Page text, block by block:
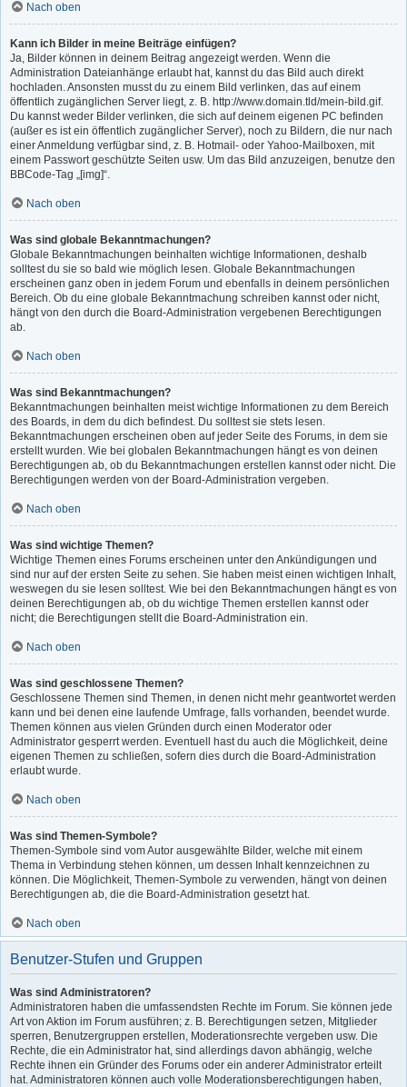
Nach oben
Kann ich Bilder in meine Beiträge einfügen?
Ja, Bilder können in deinem Beitrag angezeigt werden. Wenn die
Administration Dateianhänge erlaubt hat, kannst du das Bild auch direkt
hochladen. Ansonsten musst du zu einem Bild verlinken, das auf einem
öffentlich zugänglichen Server liegt, z. B. http://www.domain.tld/mein-bild.gif.
Du kannst weder Bilder verlinken, die sich auf deinem eigenen PC befinden
(außer es ist ein öffentlich zugänglicher Server), noch zu Bildern, die nur nach
einer Anmeldung verfügbar sind, z. B. Hotmail- oder Yahoo-Mailboxen, mit
einem Passwort geschützte Seiten usw. Um das Bild anzuzeigen, benutze den
BBCode-Tag „[img]“.
Nach oben
Was sind globale Bekanntmachungen?
Globale Bekanntmachungen beinhalten wichtige Informationen, deshalb
solltest du sie so bald wie möglich lesen. Globale Bekanntmachungen
erscheinen ganz oben in jedem Forum und ebenfalls in deinem persönlichen
Bereich. Ob du eine globale Bekanntmachung schreiben kannst oder nicht,
hängt von den durch die Board-Administration vergebenen Berechtigungen
ab.
Nach oben
Was sind Bekanntmachungen?
Bekanntmachungen beinhalten meist wichtige Informationen zu dem Bereich
des Boards, in dem du dich befindest. Du solltest sie stets lesen.
Bekanntmachungen erscheinen oben auf jeder Seite des Forums, in dem sie
erstellt wurden. Wie bei globalen Bekanntmachungen hängt es von deinen
Berechtigungen ab, ob du Bekanntmachungen erstellen kannst oder nicht. Die
Berechtigungen werden von der Board-Administration vergeben.
Nach oben
Was sind wichtige Themen?
Wichtige Themen eines Forums erscheinen unter den Ankündigungen und
sind nur auf der ersten Seite zu sehen. Sie haben meist einen wichtigen Inhalt,
weswegen du sie lesen solltest. Wie bei den Bekanntmachungen hängt es von
deinen Berechtigungen ab, ob du wichtige Themen erstellen kannst oder
nicht; die Berechtigungen stellt die Board-Administration ein.
Nach oben
Was sind geschlossene Themen?
Geschlossene Themen sind Themen, in denen nicht mehr geantwortet werden
kann und bei denen eine laufende Umfrage, falls vorhanden, beendet wurde.
Themen können aus vielen Gründen durch einen Moderator oder
Administrator gesperrt werden. Eventuell hast du auch die Möglichkeit, deine
eigenen Themen zu schließen, sofern dies durch die Board-Administration
erlaubt wurde.
Nach oben
Was sind Themen-Symbole?
Themen-Symbole sind vom Autor ausgewählte Bilder, welche mit einem
Thema in Verbindung stehen können, um dessen Inhalt kennzeichnen zu
können. Die Möglichkeit, Themen-Symbole zu verwenden, hängt von deinen
Berechtigungen ab, die die Board-Administration gesetzt hat.
Nach oben
Benutzer-Stufen und Gruppen
Was sind Administratoren?
Administratoren haben die umfassendsten Rechte im Forum. Sie können jede
Art von Aktion im Forum ausführen; z. B. Berechtigungen setzen, Mitglieder
sperren, Benutzergruppen erstellen, Moderationsrechte vergeben usw. Die
Rechte, die ein Administrator hat, sind allerdings davon abhängig, welche
Rechte ihnen ein Gründer des Forums oder ein anderer Administrator erteilt
hat. Administratoren können auch volle Moderationsberechtigungen haben,